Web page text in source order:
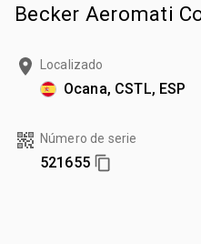
Becker Aeromati
Localizado
Ocana, CSTL, ESP
Número de serie
521655